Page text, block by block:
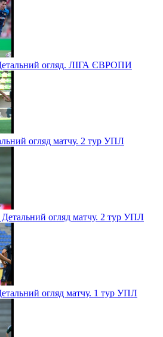
огляд. ЛІГА ЄВРОПИ
огляд матчу. 2 тур УПЛ
огляд матчу. 2 тур УПЛ
огляд матчу. 1 тур УПЛ